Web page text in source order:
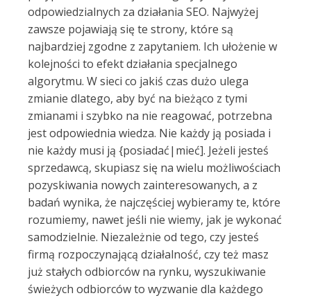
odpowiedzialnych za działania SEO. Najwyżej
zawsze pojawiają się te strony, które są
najbardziej zgodne z zapytaniem. Ich ułożenie w
kolejności to efekt działania specjalnego
algorytmu. W sieci co jakiś czas dużo ulega
zmianie dlatego, aby być na bieżąco z tymi
zmianami i szybko na nie reagować, potrzebna
jest odpowiednia wiedza. Nie każdy ją posiada i
nie każdy musi ją {posiadać|mieć]. Jeżeli jesteś
sprzedawcą, skupiasz się na wielu możliwościach
pozyskiwania nowych zainteresowanych, a z
badań wynika, że najczęściej wybieramy te, które
rozumiemy, nawet jeśli nie wiemy, jak je wykonać
samodzielnie. Niezależnie od tego, czy jesteś
firmą rozpoczynającą działalność, czy też masz
już stałych odbiorców na rynku, wyszukiwanie
świeżych odbiorców to wyzwanie dla każdego